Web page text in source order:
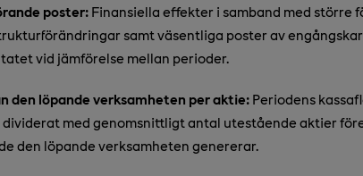
poster: Finansiella effekter i samband med större
samt väsentliga poster av
vid jämförelse mellan perioder.
den löpande verksamheten per aktie: Periodens
med genomsnittligt antal utestående aktier
den löpande verksamheten genererar.